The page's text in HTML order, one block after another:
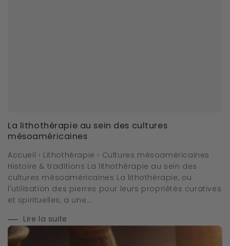
La lithothérapie au sein des cultures
mésoaméricaines
Accueil › Lithothérapie › Cultures mésoaméricaines
Histoire & traditions La lithothérapie au sein des
cultures mésoaméricaines La lithothérapie, ou
l'utilisation des pierres pour leurs propriétés curatives
et spirituelles, a une...
Lire la suite